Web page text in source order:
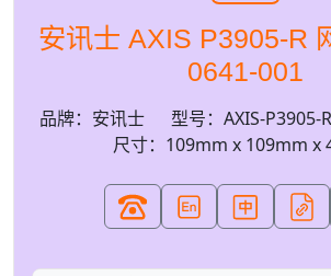
安讯士 AXIS P3905-R
0641-001
品牌：安讯士 型号：AXIS-P3905-R
尺寸：109mm x 109mm x